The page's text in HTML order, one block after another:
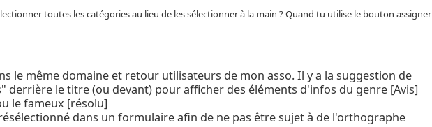
toutes les catégories au lieu de les sélectionner à la main ? Quand tu utilise le bouton assigner
le même domaine et retour utilisateurs de mon asso. Il y a la suggestion de
derrière le titre (ou devant) pour afficher des éléments d'infos du genre [Avis]
le fameux [résolu]
dans un formulaire afin de ne pas être sujet à de l'orthographe